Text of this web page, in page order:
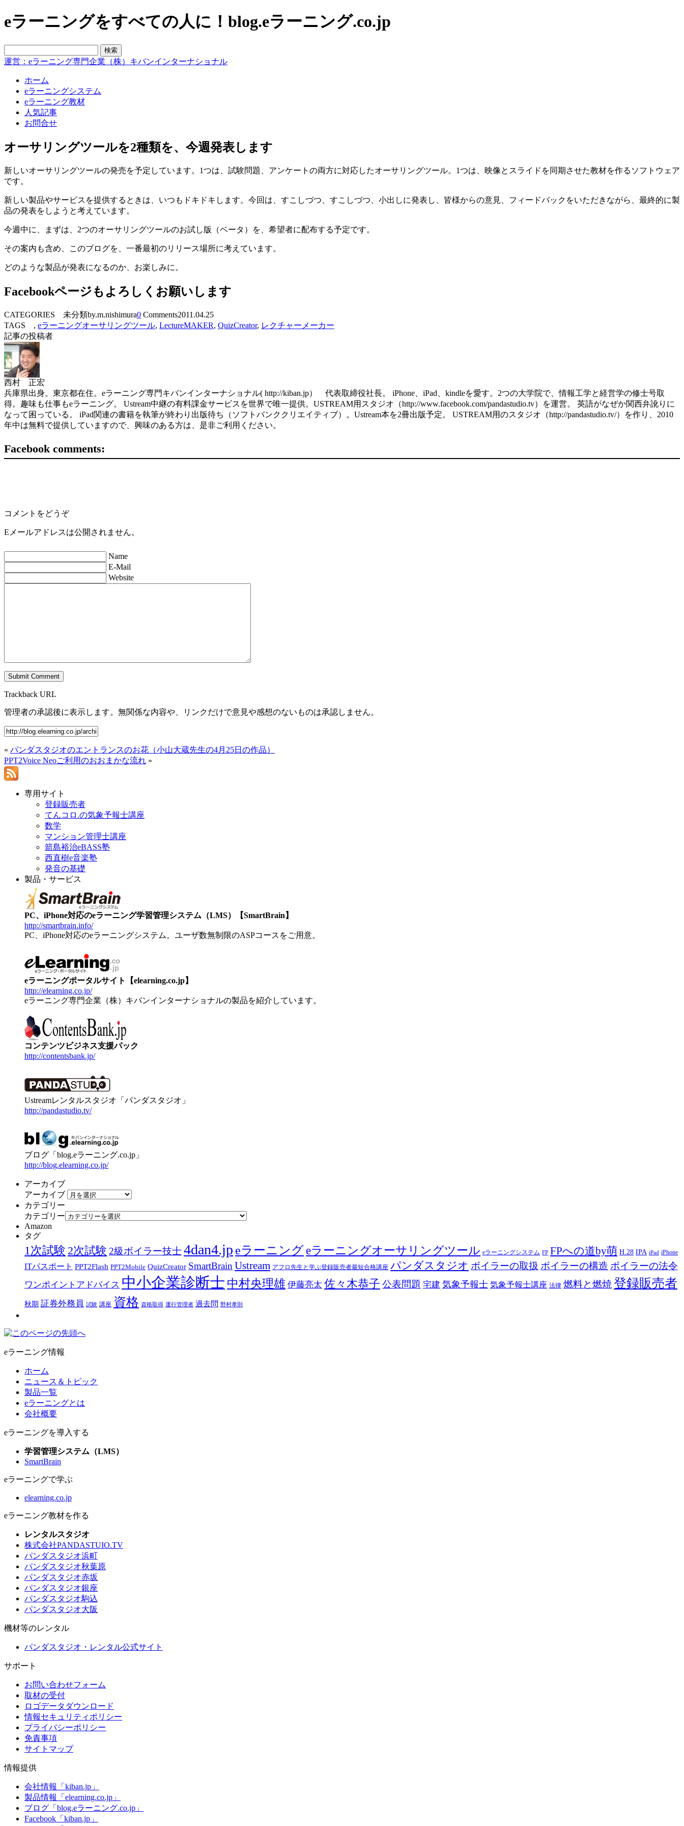
eラーニングをすべての人に！blog.eラーニング.co.jp
運営：eラーニング専門企業（株）キバンインターナショナル
ホーム
eラーニングシステム
eラーニング教材
人気記事
お問合せ
オーサリングツールを2種類を、今週発表します
新しいオーサリングツールの発売を予定しています。1つは、試験問題、アンケートの両方に対応したオーサリングツール。1つは、映像とスライドを同期させた教材を作るソフトウェア
です。
新しい製品やサービスを提供するときは、いつもドキドキします。今回は、すこしづつ、すこしづつ、小出しに発表し、皆様からの意見、フィードバックをいただきながら、最終的に製
品の発表をしようと考えています。
今週中に、まずは、2つのオーサリングツールのお試し版（ベータ）を、希望者に配布する予定です。
その案内も含め、このブログを、一番最初のリリース場所に考えています。
どのような製品が発表になるのか、お楽しみに。
Facebookページもよろしくお願いします
CATEGORIES 未分類by.m.nishimura0 Comments2011.04.25
TAGS , eラーニングオーサリングツール, LectureMAKER, QuizCreator, レクチャーメーカー
記事の投稿者
西村 正宏
兵庫県出身。東京都在住。eラーニング専門キバンインターナショナル( http://kiban.jp） 代表取締役社長。 iPhone、iPad、kindleを愛す。2つの大学院で、情報工学と経営学の修士号取
得。趣味も仕事もeラーニング。 Ustream中継の有料課金サービスを世界で唯一提供。USTREAM用スタジオ（http://www.facebook.com/pandastudio.tv）を運営。 英語がなぜか関西弁訛りに
なって困っている。 iPad関連の書籍を執筆が終わり出版待ち（ソフトバンククリエイティブ）。Ustream本を2冊出版予定。 USTREAM用のスタジオ（http://pandastudio.tv/）を作り、2010
年中は無料で提供していますので、興味のある方は、是非ご利用ください。
Facebook comments:
コメントをどうぞ
Eメールアドレスは公開されません。
Name
E-Mail
Website
Trackback URL
管理者の承認後に表示します。無関係な内容や、リンクだけで意見や感想のないものは承認しません。
« パンダスタジオのエントランスのお花（小山大蔵先生の4月25日の作品）
PPT2Voice Neoご利用のおおまかな流れ »
専用サイト
登録販売者
てんコロ.の気象予報士講座
数学
マンション管理士講座
箭島裕治eBASS塾
西直樹e音楽塾
発音の基礎
製品・サービス
PC、iPhone対応のeラーニング学習管理システム（LMS）【SmartBrain】
http://smartbrain.info/
PC、iPhone対応のeラーニングシステム。ユーザ数無制限のASPコースをご用意。
eラーニングポータルサイト【elearning.co.jp】
http://elearning.co.jp/
eラーニング専門企業（株）キバンインターナショナルの製品を紹介しています。
コンテンツビジネス支援パック
http://contentsbank.jp/
Ustreamレンタルスタジオ「パンダスタジオ」
http://pandastudio.tv/
ブログ「blog.eラーニング.co.jp」
http://blog.elearning.co.jp/
アーカイブ
アーカイブ
カテゴリー
カテゴリー
Amazon
タグ
1次試験 2次試験 2級ボイラー技士4dan4.jp eラーニング eラーニングオーサリングツール eラーニングシステム FP FPへの道by萌 H.28 IPA iPad iPhone
ITパスポート PPT2Flash PPT2Mobile QuizCreator SmartBrain Ustream アフロ先生と学ぶ登録販売者最短合格講座 パンダスタジオ ボイラーの取扱 ボイラーの構造 ボイラーの法令
ワンポイントアドバイス 中小企業診断士 中村央理雄 伊藤亮太 佐々木恭子 公表問題 宅建 気象予報士 気象予報士講座 法律 燃料と燃焼 登録販売者
秋期 証券外務員 試験 講座 資格 資格取得 運行管理者 過去問 野村孝則
eラーニング情報
ホーム
ニュース＆トピック
製品一覧
eラーニングとは
会社概要
eラーニングを導入する
学習管理システム（LMS）
SmartBrain
eラーニングで学ぶ
elearning.co.jp
eラーニング教材を作る
レンタルスタジオ
株式会社PANDASTUIO.TV
パンダスタジオ浜町
パンダスタジオ秋葉原
パンダスタジオ赤坂
パンダスタジオ銀座
パンダスタジオ駒込
パンダスタジオ大阪
機材等のレンタル
パンダスタジオ・レンタル公式サイト
サポート
お問い合わせフォーム
取材の受付
ロゴデータダウンロード
情報セキュリティポリシー
プライバシーポリシー
免責事項
サイトマップ
情報提供
会社情報「kiban.jp」
製品情報「elearning.co.jp」
ブログ「blog.eラーニング.co.jp」
Facebook「kiban.jp」